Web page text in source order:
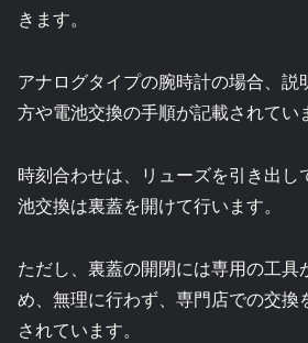
きます。
アナログタイプの腕時計の場合、説
方や電池交換の手順が記載されてい
時刻合わせは、リューズを引き出し
池交換は裏蓋を開けて行います。
ただし、裏蓋の開閉には専用の工具
め、無理に行わず、専門店での交換
されています。